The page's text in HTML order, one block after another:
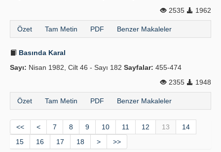
2535
1962
Özet Tam Metin PDF Benzer Makaleler
Basında Karal
Sayı: Nisan 1982, Cilt 46 - Sayı 182 Sayfalar: 455-474
2355
1948
Özet Tam Metin PDF Benzer Makaleler
<< < 7 8 9 10 11 12 13
14
15
16 17 18 > >>